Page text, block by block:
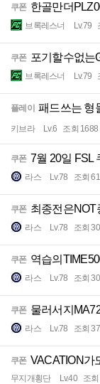
쿠폰 한골만더
브록레스너 Lv.79
쿠폰 포기할수없는
브록레스너 Lv.79
플레이 패드쓰는 형
키브라 Lv.6 조회 1688
쿠폰 7월 20일 FSL
라스 Lv.78 조회
쿠폰 최종전은NOT
라스 Lv.78 조회
쿠폰 역습의
라스 Lv.78 조회
쿠폰 물러서지
라스 Lv.78 조회
쿠폰 VACATION가
무지개횡단 Lv.40 조